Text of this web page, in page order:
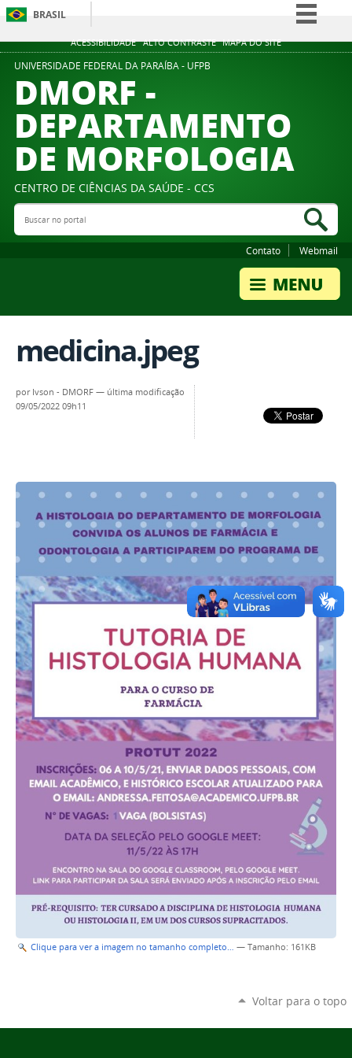
ACESSIBILIDADE ALTO CONTRASTE MAPA DO SITE
BRASIL
Simplifique!
Acesso à informação
Legislação
Canais
UNIVERSIDADE FEDERAL DA PARAÍBA - UFPB
DMORF -
DEPARTAMENTO
DE MORFOLOGIA
CENTRO DE CIÊNCIAS DA SAÚDE - CCS
Buscar no portal
Contato Webmail
medicina.jpeg
por Ivson - DMORF — última modificação
09/05/2022 09h11
Clique para ver a imagem no tamanho completo… — Tamanho: 161KB
Voltar para o topo